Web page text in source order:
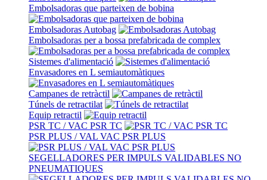
Embolsadoras que parteixen de bobina
Embolsadoras Autobag
Embolsadoras per a bossa prefabricada de complex
Sistemes d'alimentació
Envasadores en L semiautomàtiques
Campanes de retràctil
Túnels de retractilat
Equip retractil
PSR TC / VAC PSR TC
PSR PLUS / VAL VAC PSR PLUS
SEGELLADORES PER IMPULS VALIDABLES NO
PNEUMATIQUES